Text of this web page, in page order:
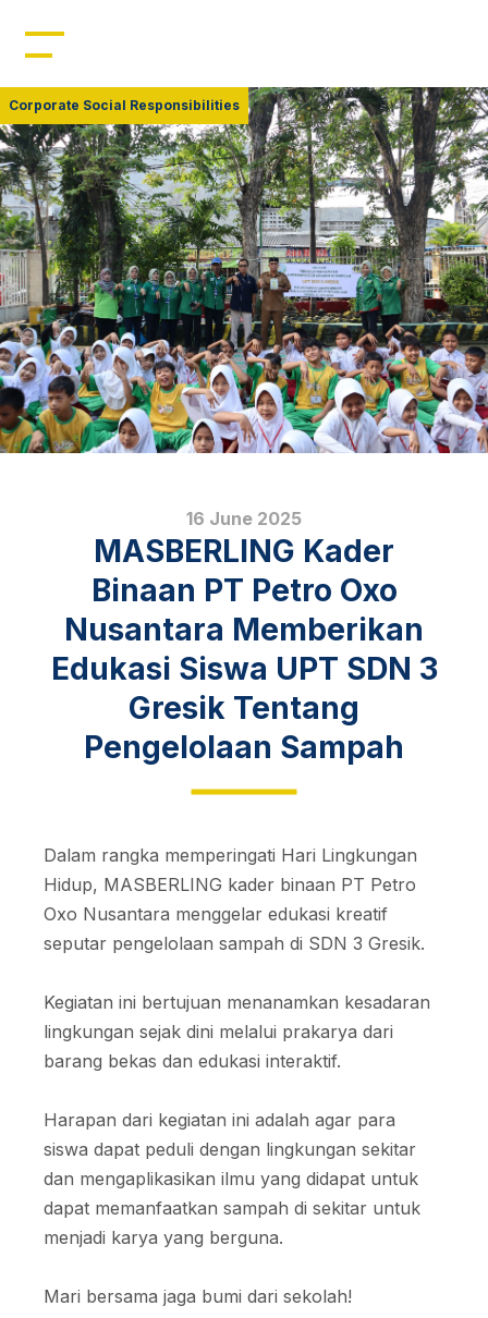
Home
Profil
Manajemen
Kepemimpinan
Sumber Daya
Produk
Berita
Corporate Social Responsibilities
16 June 2025
MASBERLING Kader
Binaan PT Petro Oxo
Nusantara Memberikan
Edukasi Siswa UPT SDN 3
Gresik Tentang
Pengelolaan Sampah
Dalam rangka memperingati Hari Lingkungan
Hidup, MASBERLING kader binaan PT Petro
Oxo Nusantara menggelar edukasi kreatif
seputar pengelolaan sampah di SDN 3 Gresik.
Kegiatan ini bertujuan menanamkan kesadaran
lingkungan sejak dini melalui prakarya dari
barang bekas dan edukasi interaktif.
Harapan dari kegiatan ini adalah agar para
siswa dapat peduli dengan lingkungan sekitar
dan mengaplikasikan ilmu yang didapat untuk
dapat memanfaatkan sampah di sekitar untuk
menjadi karya yang berguna.
Mari bersama jaga bumi dari sekolah!